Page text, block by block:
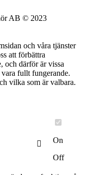
AB © 2023
och våra tjänster
att förbättra
och därför är vissa
fullt fungerande.
vilka som är valbara.
On
Off